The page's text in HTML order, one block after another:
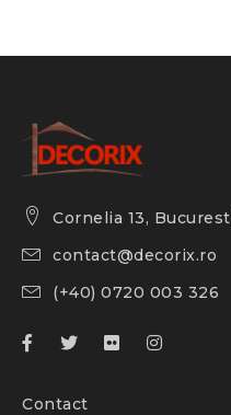
Cornelia 13,
contact@decorix.ro
(+40) 0720 003 326
Contact